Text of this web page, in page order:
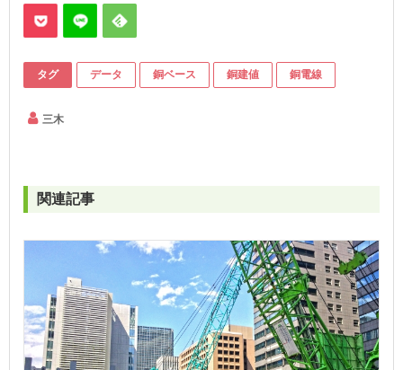
タグ データ 銅ベース 銅建値 銅電線
三木
関連記事